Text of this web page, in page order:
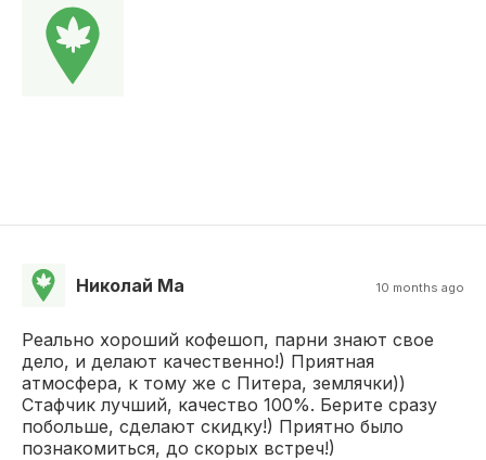
Николай Ма 10 months ago
Реально хороший кофешоп, парни знают свое
дело, и делают качественно!) Приятная
атмосфера, к тому же с Питера, землячки))
Стафчик лучший, качество 100%. Берите сразу
побольше, сделают скидку!) Приятно было
познакомиться, до скорых встреч!)